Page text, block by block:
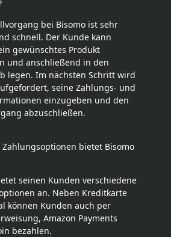
bei Bisomo ist sehr
schnell. Der Kunde kann
gewünschtes Produkt
und anschließend in den
legen. Im nächsten Schritt wird
seine Zahlungs- und
einzugeben und den
abzuschließen.
Zahlungsoptionen bietet Bisomo
seinen Kunden verschiedene
an. Neben Kreditkarte
können Kunden auch per
Amazon Payments
bezahlen.